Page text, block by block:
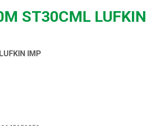
ST30CML LUFKIN
IMP